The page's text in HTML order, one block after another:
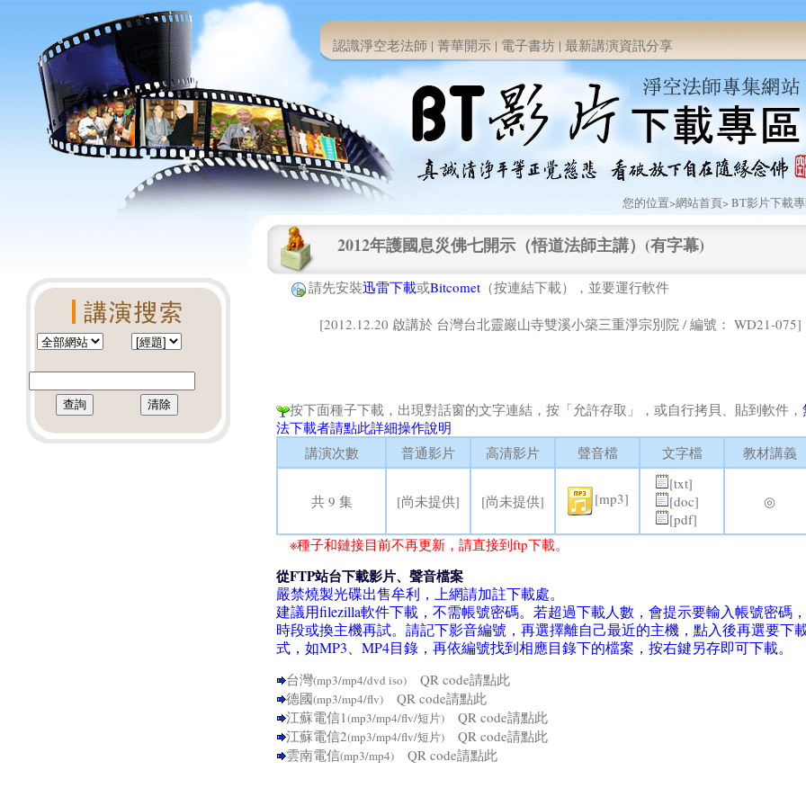
認識淨空老法師 | 菁華開示 | 電子書坊 | 最新講演資訊分享
您的位置>網站首頁> BT影片下載
2012年護國息災佛七開示（悟道法師主講）(有字幕)
請先安裝迅雷下載或Bitcomet （按連結下載），並要運行軟件
[2012.12.20 啟講於 台灣台北靈巖山寺雙溪小築三重淨宗別院 / 編號： WD21-075]
按下面種子下載，出現對話窗的文字連結，按「允許存取」，或自行拷貝、貼到軟件，
法下載者請點此詳細操作說明
講演次數
普通影片 高清影片 聲音檔 文字檔 教材講義
共 9 集 [尚未提供] [尚未提供] [mp3]
[txt]
[doc]
[pdf]
◎
※種子和鏈接目前不再更新，請直接到ftp下載。
從FTP站台下載影片、聲音檔案
嚴禁燒製光碟出售牟利，上網請加註下載處。
建議用filezilla軟件下載，不需帳號密碼。若超過下載人數，會提示要輸入帳號密碼
時段或換主機再試。請記下影音編號，再選擇離自己最近的主機，點入後再選要下
式，如MP3、MP4目錄，再依編號找到相應目錄下的檔案，按右鍵另存即可下載。
台灣(mp3/mp4/dvd iso) QR code請點此
德國(mp3/mp4/flv) QR code請點此
江蘇電信1(mp3/mp4/flv/短片) QR code請點此
江蘇電信2(mp3/mp4/flv/短片) QR code請點此
雲南電信(mp3/mp4) QR code請點此